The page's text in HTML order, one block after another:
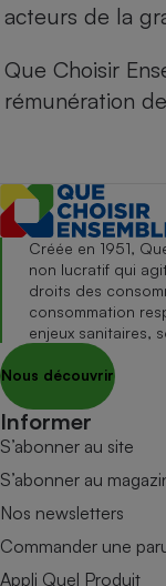
acteurs de la
Que Choisir
rémunération
Créée en 1951,
non lucratif qui
droits des
consommation
enjeux sanitaires,
Nous découvrir
Informer
S’abonner au site
S’abonner au
Nos newsletters
Commander une
Appli Quel Produit